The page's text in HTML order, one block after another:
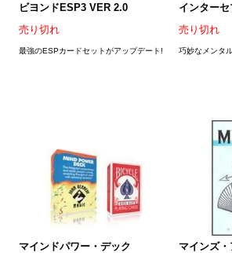
ビヨンドESP3 VER 2.0
売り切れ
最強のESPカードセットがアップデート!
インターセ
売り切れ
巧妙なメンタ
マインドパワー・デック
マインズ・